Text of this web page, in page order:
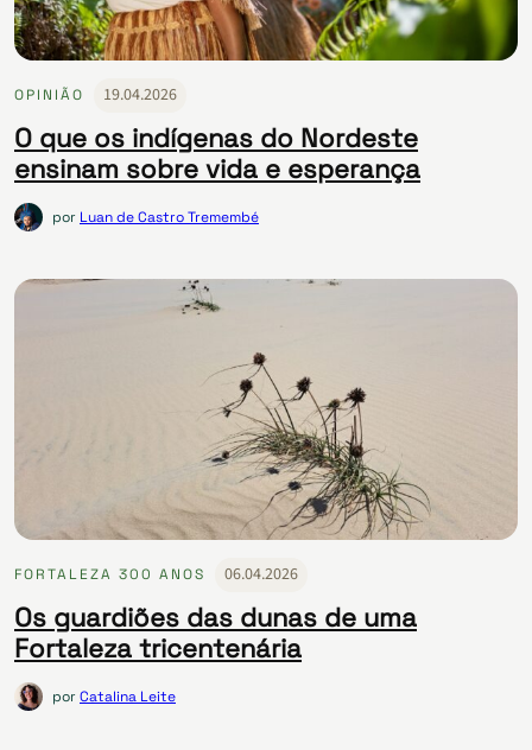
OPINIÃO 19.04.2026
O que os indígenas do Nordeste
ensinam sobre vida e esperança
por Luan de Castro Tremembé
FORTALEZA 300 ANOS 06.04.2026
Os guardiões das dunas de uma
Fortaleza tricentenária
porCatalina Leite